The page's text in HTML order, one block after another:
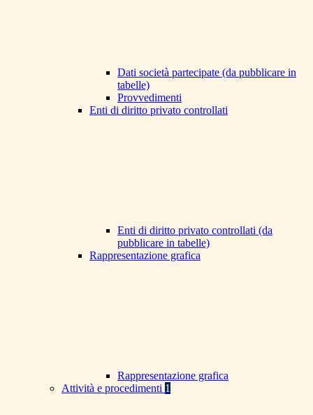
Dati società partecipate (da pubblicare in
tabelle)
Provvedimenti
Enti di diritto privato controllati
Enti di diritto privato controllati (da
pubblicare in tabelle)
Rappresentazione grafica
Rappresentazione grafica
Attività e procedimenti 1